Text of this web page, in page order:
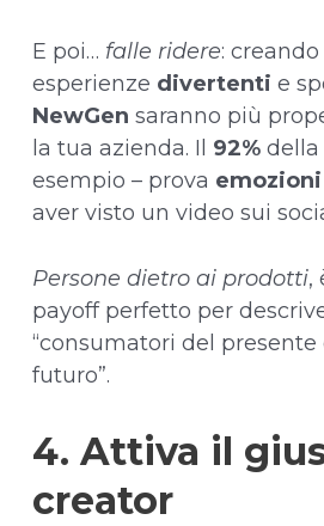
E poi… falle ridere: creando
esperienze divertentie
NewGensaranno più
la tua azienda. Il 92% della
esempio – prova
aver visto un video sui
Persone dietro ai prodotti,
payoff perfetto per
“consumatori del presente
futuro”.
4. Attiva il
creator